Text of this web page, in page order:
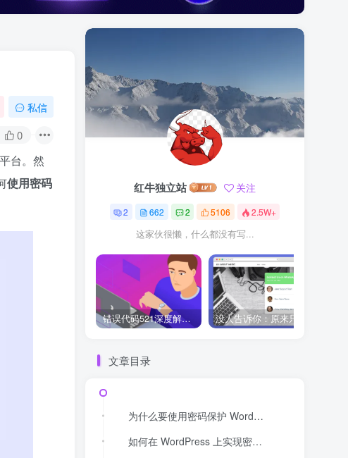
私信
0
台。然
使用密码
红牛独立站 关注
2 662 2 5106 2.5W+
这家伙很懒，什么都没有写...
错误代码521深度解析：什么是“Web服务器宕机”？它和502、504有何不同？
文章目录
为什么要使用密码保护 WordPress 页面？
如何在 WordPress 上实现密码保护